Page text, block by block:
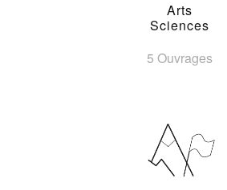
Arts
Sciences
5 Ouvrages